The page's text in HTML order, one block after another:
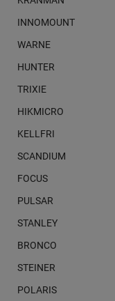
INNOMOUNT
WARNE
HUNTER
TRIXIE
HIKMICRO
KELLFRI
SCANDIUM
FOCUS
PULSAR
STANLEY
BRONCO
STEINER
POLARIS